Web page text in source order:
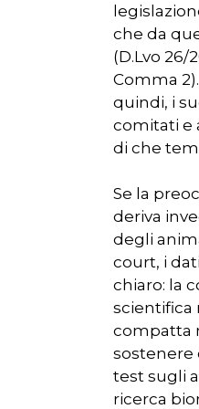
che da
(D.Lvo 26/
Comma
quindi, i
comitati e
di che
Se la
deriva
degli
court, i
chiaro: la
scientifica
compatta
sostenere
test sugli
ricerca